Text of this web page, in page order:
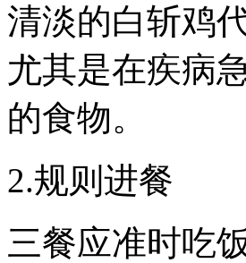
清淡的白斩鸡
尤其是在疾病
的食物。
2.规则进餐
三餐应准时吃